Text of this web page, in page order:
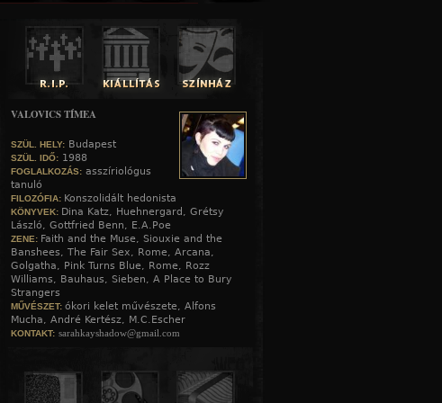
VALOVICS TÍMEA
SZÜL. HELY: Budapest
SZÜL. IDŐ: 1988
FOGLALKOZÁS: asszíriológus
tanuló
FILOZÓFIA: Konszolidált hedonista
KÖNYVEK: Dina Katz, Huehnergard, Grétsy
László, Gottfried Benn, E.A.Poe
ZENE: Faith and the Muse, Siouxie and the
Banshees, The Fair Sex, Rome, Arcana,
Golgatha, Pink Turns Blue, Rome, Rozz
Williams, Bauhaus, Sieben, A Place to Bury
Strangers
MŰVÉSZET: ókori kelet művészete, Alfons
Mucha, André Kertész, M.C.Escher
KONTAKT: sarahkayshadow@gmail.com